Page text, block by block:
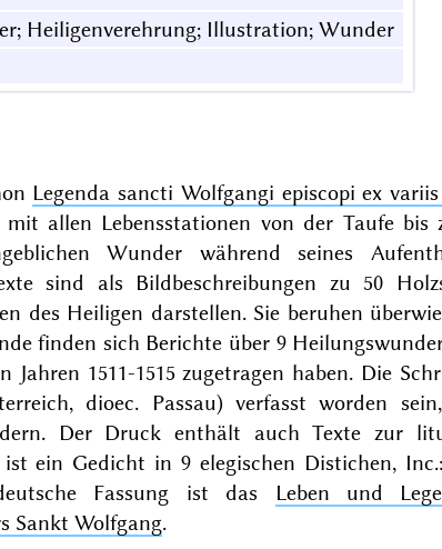
Heiligenverehrung; Illustration; Wunder
Legenda sancti Wolfgangi episcopi ex
mit allen Lebensstationen von der Taufe bis
Wunder während seines
sind als Bildbeschreibungen zu 50
des Heiligen darstellen. Sie beruhen
finden sich Berichte über 9
Jahren 1511-1515 zugetragen haben. Die
dioec. Passau) verfasst worden
Der Druck enthält auch Texte zur
ein Gedicht in 9 elegischen Distichen, Inc.:
Fassung ist das
Leben und
Sankt Wolfgang.